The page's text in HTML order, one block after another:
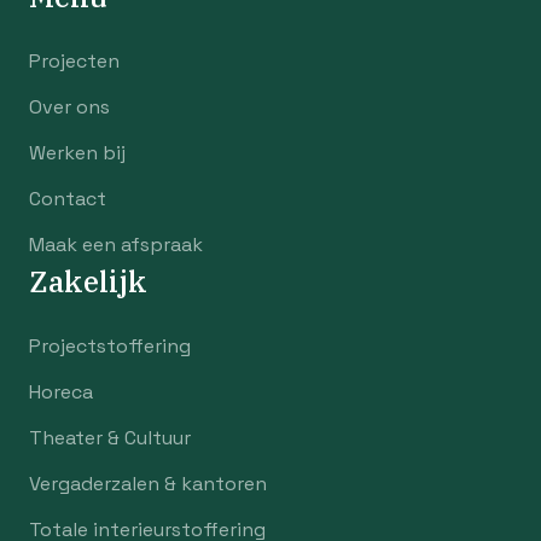
Projecten
Over ons
Werken bij
Contact
Maak een afspraak
Zakelijk
Projectstoffering
Horeca
Theater & Cultuur
Vergaderzalen & kantoren
Totale interieurstoffering